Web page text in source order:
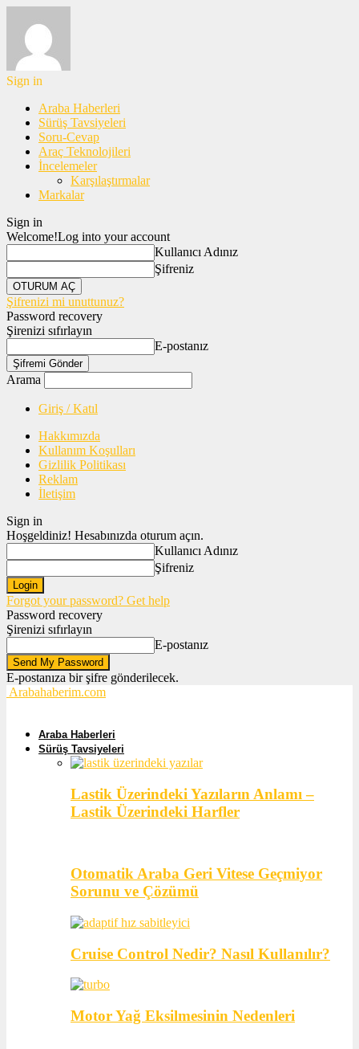
Sign in
Araba Haberleri
Sürüş Tavsiyeleri
Soru-Cevap
Araç Teknolojileri
İncelemeler
Karşılaştırmalar
Markalar
Sign in
Welcome!Log into your account
Kullanıcı Adınız
Şifreniz
Şifrenizi mi unuttunuz?
Password recovery
Şirenizi sıfırlayın
E-postanız
Arama
Giriş / Katıl
Hakkımızda
Kullanım Koşulları
Gizlilik Politikası
Reklam
İletişim
Sign in
Hoşgeldiniz! Hesabınızda oturum açın.
Kullanıcı Adınız
Şifreniz
Forgot your password? Get help
Password recovery
Şirenizi sıfırlayın
E-postanız
E-postanıza bir şifre gönderilecek.
Arabahaberim.com
Araba Haberleri
Sürüş Tavsiyeleri
Lastik Üzerindeki Yazıların Anlamı –
Lastik Üzerindeki Harfler
Otomatik Araba Geri Vitese Geçmiyor
Sorunu ve Çözümü
Cruise Control Nedir? Nasıl Kullanılır?
Motor Yağ Eksilmesinin Nedenleri